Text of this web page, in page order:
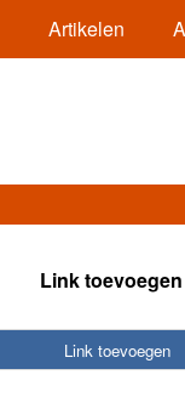
Artikelen
Link toevoegen
Link toevoegen